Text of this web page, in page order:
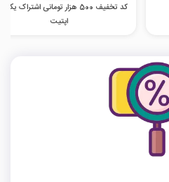
کد تخفیف 500 هزار تومانی اشتراک یک
اپتیت